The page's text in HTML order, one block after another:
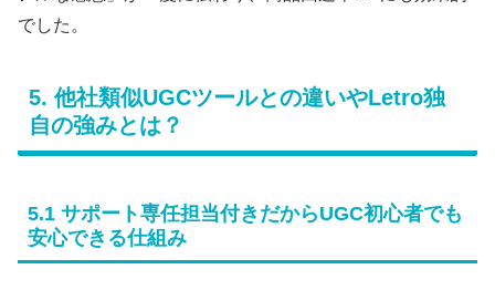
でした。
5. 他社類似UGCツールとの違いやLetro独
自の強みとは？
5.1 サポート専任担当付きだからUGC初心者でも
安心できる仕組み